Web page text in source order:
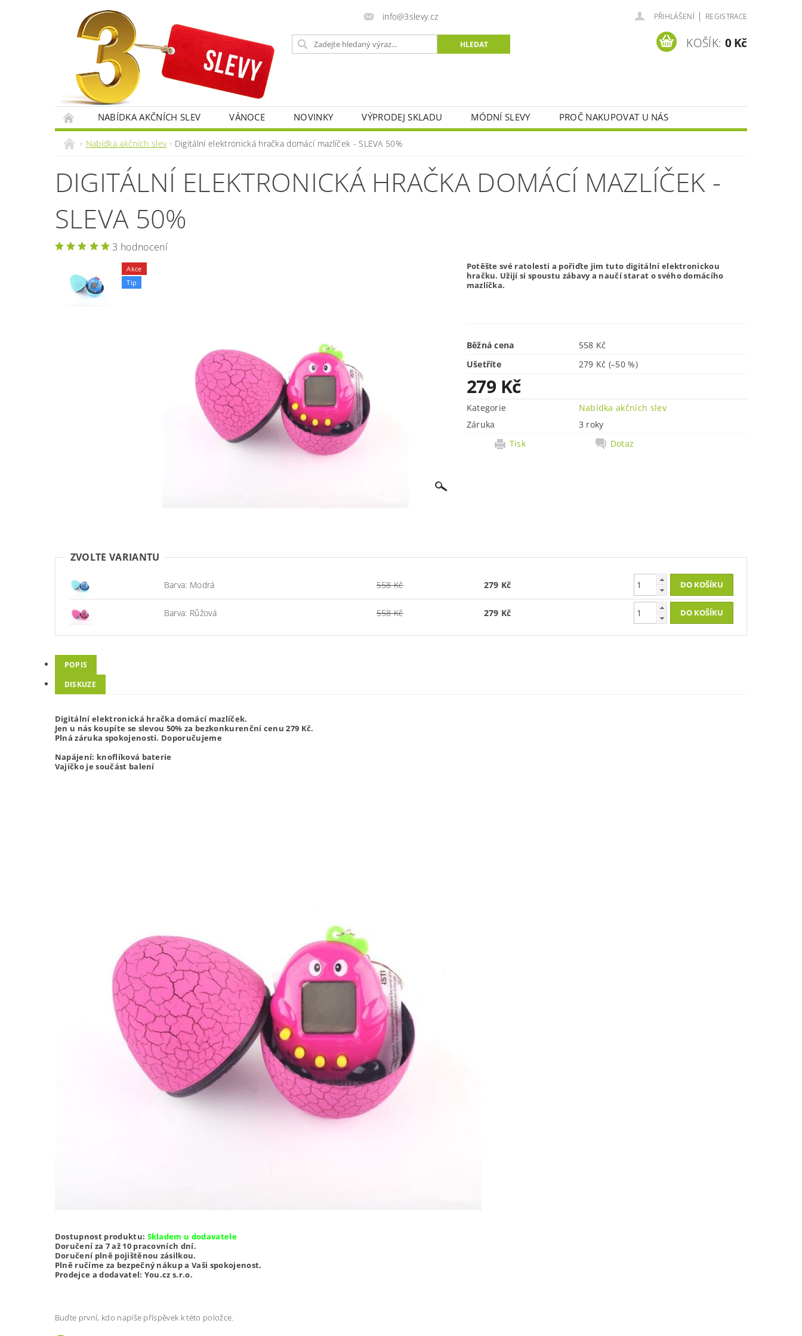
info@3slevy.cz PŘIHLÁŠENÍ | REGISTRACE
KOŠÍK: 0 Kč
NABÍDKA AKČNÍCH SLEV VÁNOCE NOVINKY VÝPRODEJ SKLADU MÓDNÍ SLEVY
PROČ NAKUPOVAT U NÁS
RECENZE OBCHODU 3SLEVY.CZ
Nabídka akčních slev Digitální elektronická hračka domácí mazlíček - SLEVA 50%
DIGITÁLNÍ ELEKTRONICKÁ HRAČKA DOMÁCÍ MAZLÍČEK -
SLEVA 50%
3 hodnocení
Akce
Tip
Potěšte své ratolesti a pořiďte jim tuto digitální elektronickou
hračku. Užijí si spoustu zábavy a naučí starat o svého domácího
mazlíčka.
Běžná cena
558 Kč
Ušetříte
279 Kč (–50 %)
279 Kč
Kategorie
Nabídka akčních slev
Záruka
3 roky
Tisk
Dotaz
ZVOLTE VARIANTU
Barva: Modrá 558 Kč 279 Kč
Barva: Růžová 558 Kč 279 Kč
POPIS
DISKUZE
Digitální elektronická hračka domácí mazlíček.
Jen u nás koupíte se slevou 50% za bezkonkurenční cenu 279 Kč.
Plná záruka spokojenosti. Doporučujeme
Napájení: knoflíková baterie
Vajíčko je součást balení
Dostupnost produktu: Skladem u dodavatele
Doručení za 7 až 10 pracovních dní.
Doručení plně pojištěnou zásilkou.
Plně ručíme za bezpečný nákup a Vaši spokojenost.
Prodejce a dodavatel: You.cz s.r.o.
Buďte první, kdo napíše příspěvek k této položce.